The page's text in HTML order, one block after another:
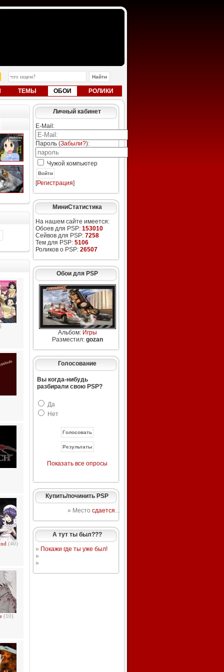
ТЕМЫ ОБОИ РОЛИКИ
(40)
(10)
Личный кабинет
E-Mail:
Пароль (Забыли?):
Чужой компьютер
Войти
[Регистрация]
МиниСтатистика
На нашем сайте имеется:
Обоев для PSP: 153010
Сейвов для PSP: 7258
Тем для PSP: 5106
Роликов о PSP: 26507
Обои для PSP
Альбом: Игры
Разместил: gozan
Голосование
Вы когда-нибудь
разбирали свою PSP?
Да
Нет
Показать все опросы
Купить/починить PSP
» Место сдается...
А тут ты был???
» Покажи где ты уже был!
»
»